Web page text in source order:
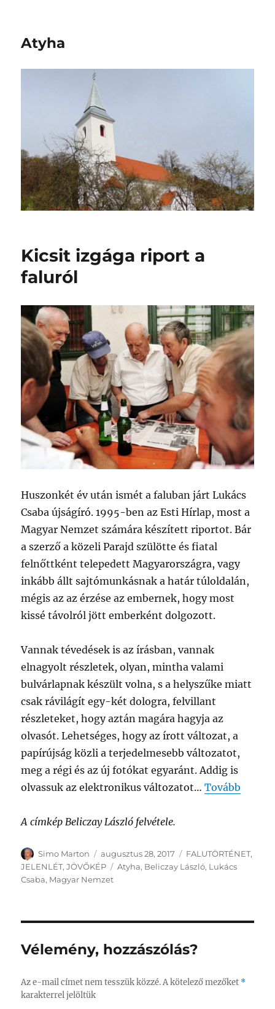
Atyha
Kicsit izgága riport a
faluról
Huszonkét év után ismét a faluban járt Lukács
Csaba újságíró. 1995-ben az Esti Hírlap, most a
Magyar Nemzet számára készített riportot. Bár
a szerző a közeli Parajd szülötte és fiatal
felnőttként telepedett Magyarországra, vagy
inkább állt sajtómunkásnak a határ túloldalán,
mégis az az érzése az embernek, hogy most
kissé távolról jött emberként dolgozott.
Vannak tévedések is az írásban, vannak
elnagyolt részletek, olyan, mintha valami
bulvárlapnak készült volna, s a helyszűke miatt
csak rávilágít egy-két dologra, felvillant
részleteket, hogy aztán magára hagyja az
olvasót. Lehetséges, hogy az írott változat, a
papírújság közli a terjedelmesebb változatot,
meg a régi és az új fotókat egyaránt. Addig is
olvassuk az elektronikus változatot…Tovább
A címkép Beliczay László felvétele.
Szerző
Simo Marton Közzétéve
augusztus 28, 2017 Kategória
FALUTÖRTÉNET,
JELENLÉT,JÖVŐKÉP Címke
Atyha, Beliczay László, Lukács
Csaba, Magyar Nemzet
Vélemény, hozzászólás?
Az e-mail címet nem tesszük közzé. A kötelező mezőket *
karakterrel jelöltük